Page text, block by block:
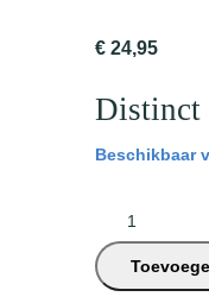
€ 24,95
Distinct
Beschikbaar
s